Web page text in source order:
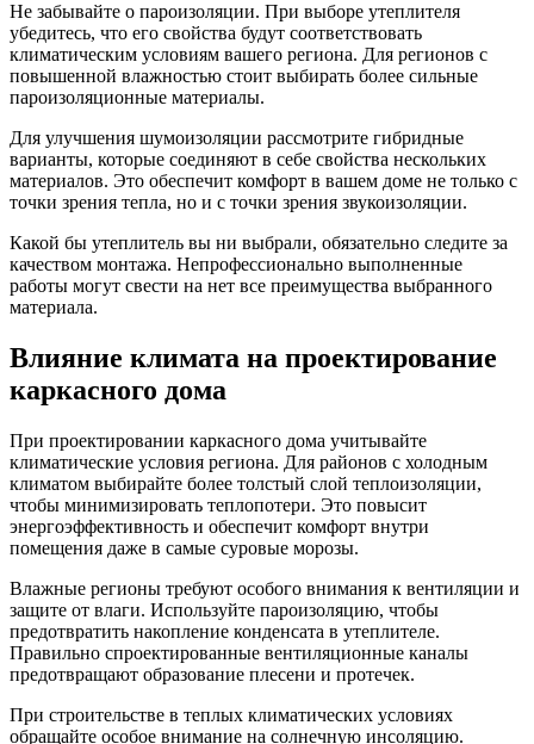
Не забывайте о пароизоляции. При выборе утеплителя
убедитесь, что его свойства будут соответствовать
климатическим условиям вашего региона. Для регионов с
повышенной влажностью стоит выбирать более сильные
пароизоляционные материалы.
Для улучшения шумоизоляции рассмотрите гибридные
варианты, которые соединяют в себе свойства нескольких
материалов. Это обеспечит комфорт в вашем доме не только с
точки зрения тепла, но и с точки зрения звукоизоляции.
Какой бы утеплитель вы ни выбрали, обязательно следите за
качеством монтажа. Непрофессионально выполненные
работы могут свести на нет все преимущества выбранного
материала.
Влияние климата на проектирование
каркасного дома
При проектировании каркасного дома учитывайте
климатические условия региона. Для районов с холодным
климатом выбирайте более толстый слой теплоизоляции,
чтобы минимизировать теплопотери. Это повысит
энергоэффективность и обеспечит комфорт внутри
помещения даже в самые суровые морозы.
Влажные регионы требуют особого внимания к вентиляции и
защите от влаги. Используйте пароизоляцию, чтобы
предотвратить накопление конденсата в утеплителе.
Правильно спроектированные вентиляционные каналы
предотвращают образование плесени и протечек.
При строительстве в теплых климатических условиях
обращайте особое внимание на солнечную инсоляцию.